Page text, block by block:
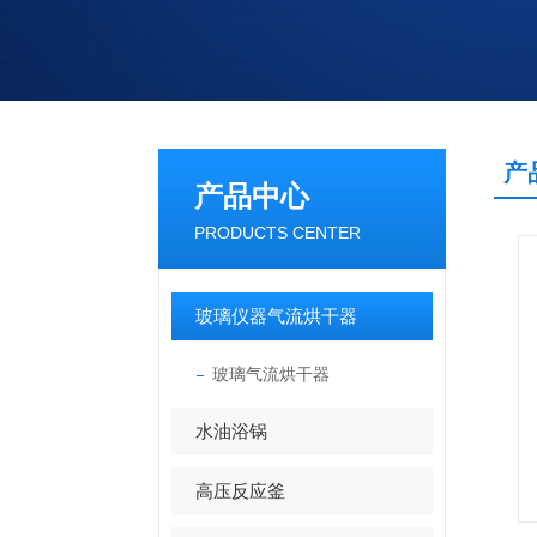
产品中心
PRODUCTS CENTER
玻璃仪器气流烘干器
玻璃气流烘干器
水油浴锅
高压反应釜
产